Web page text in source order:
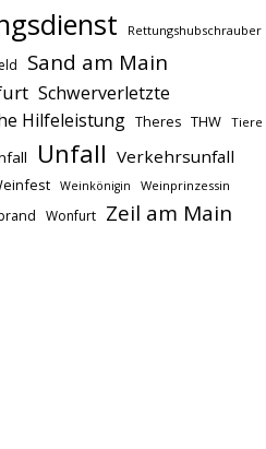
Rettungshubschrauber
Sand am Main
Schwerverletzte
Hilfeleistung Theres THW Tiere
Unfall Verkehrsunfall
Weinkönigin Weinprinzessin
Wonfurt Zeil am Main